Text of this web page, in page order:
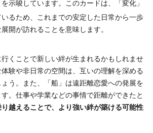
を示唆しています。このカードは、「変化」
るため、これまでの安定した日常から一歩
開が訪れることを意味します。
くことで新しい絆が生まれるかもしれませ
験や非日常の空間は、互いの理解を深める
う。また、「船」は遠距離恋愛への発展を
。仕事や学業などの事情で距離ができたと
越えることで、より強い絆が築ける可能性